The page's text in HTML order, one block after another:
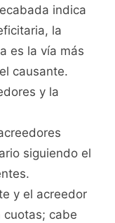
indica
la
es la vía más
causante.
y la
siguiendo el
y el acreedor
cuotas; cabe